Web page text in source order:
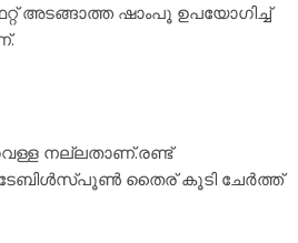
അടങ്ങാത്ത ഷാംപൂ ഉപയോഗിച്ച്
നല്ലതാണ്.രണ്ട്
ടേബിൾസ്പൂൺ തൈര് കൂടി ചേർത്ത്